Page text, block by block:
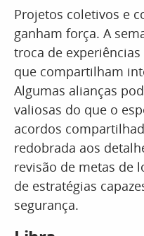
Projetos coletivos e
ganham força. A
troca de
que compartilham
Algumas alianças
valiosas do que o
acordos
redobrada aos
revisão de metas de
de estratégias
segurança.